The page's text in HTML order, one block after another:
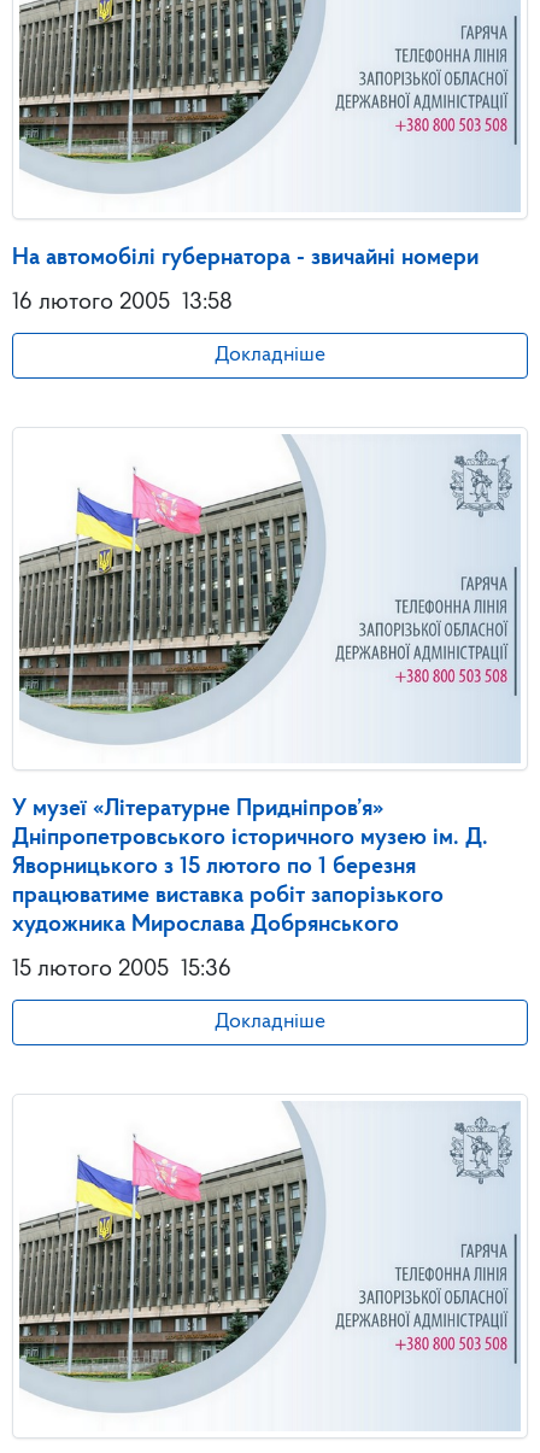
На автомобілі губернатора - звичайні номери
16 лютого 2005 13:58
Докладніше
У музеї «Літературне Придніпров’я»
Дніпропетровського історичного музею ім. Д.
Яворницького з 15 лютого по 1 березня
працюватиме виставка робіт запорізького
художника Мирослава Добрянського
15 лютого 2005 15:36
Докладніше